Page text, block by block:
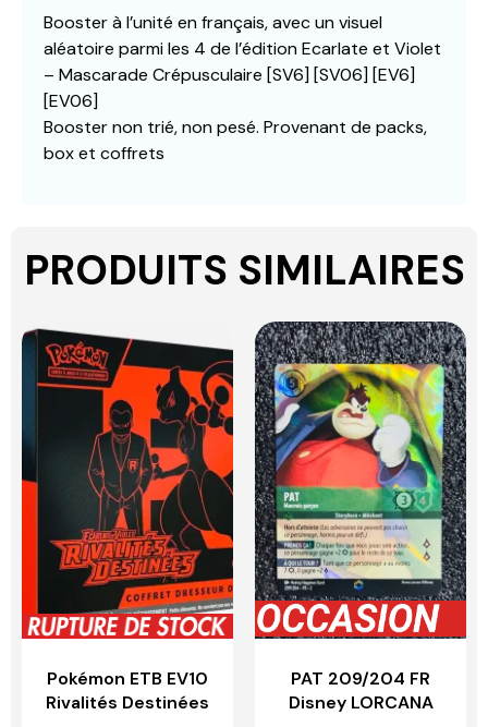
Booster à l’unité en français, avec un visuel
aléatoire parmi les 4 de l’édition Ecarlate et Violet
– Mascarade Crépusculaire [SV6] [SV06] [EV6]
[EV06]
Booster non trié, non pesé. Provenant de packs,
box et coffrets
PRODUITS SIMILAIRES
Pokémon ETB EV10
Rivalités Destinées
PAT 209/204 FR
Disney LORCANA